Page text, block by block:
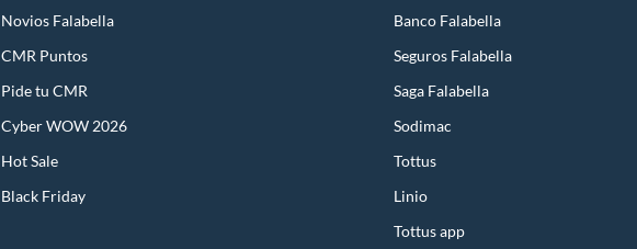
Novios Falabella
CMR Puntos
Pide tu CMR
Cyber WOW 2026
Hot Sale
Black Friday
Banco Falabella
Seguros Falabella
Saga Falabella
Sodimac
Tottus
Linio
Tottus app